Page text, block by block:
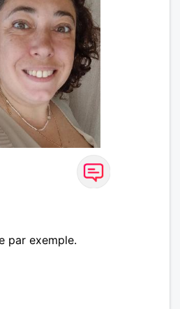
par exemple.